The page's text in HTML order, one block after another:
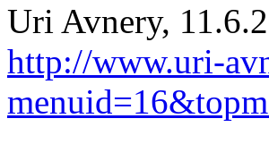
Uri Avnery,
http://www.uri-